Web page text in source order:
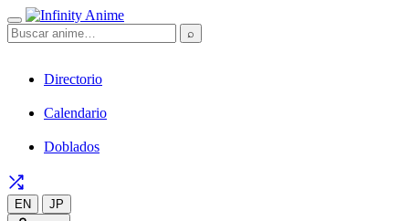
⌕
Directorio
Calendario
Doblados
EN
JP